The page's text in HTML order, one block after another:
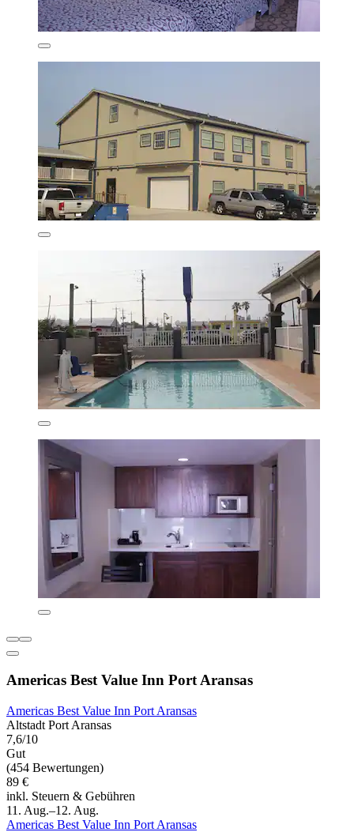
Americas Best Value Inn Port Aransas
Americas Best Value Inn Port Aransas
Altstadt Port Aransas
7,6/10
Gut
(454 Bewertungen)
89 €
inkl. Steuern & Gebühren
11. Aug.–12. Aug.
Americas Best Value Inn Port Aransas